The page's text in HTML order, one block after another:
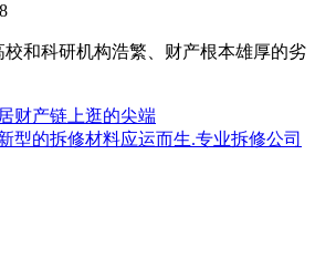
科研机构浩繁、财产根本雄厚的劣
财产链上逛的尖端
型的拆修材料应运而生.专业拆修公司